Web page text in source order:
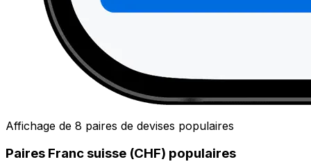
Affichage de 8 paires de devises populaires
Paires Franc suisse (CHF) populaires